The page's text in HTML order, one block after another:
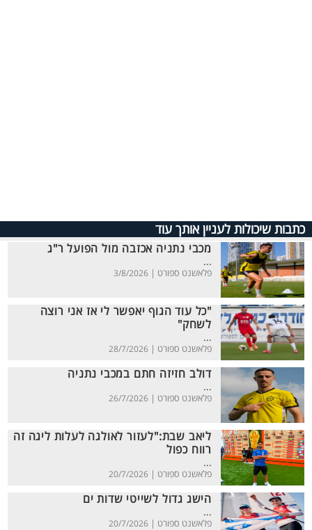
כתבות שיכולות לעניין אותך עוד
מכבי נתניה אכזבה מול הפועל ר"ג
...
פלאשנט ספורט | 3/8/2026
"כל עוד הגוף יאפשר לי אז אני רוצה
לשחק"
...
פלאשנט ספורט | 28/7/2026
דולב חזיזה חתם במכבי נתניה
...
פלאשנט ספורט | 26/7/2026
ליאב שבת:"לעזור לאולגה לעלות ליגה זה
רווח כפול
...
פלאשנט ספורט | 20/7/2026
הישג גדול לשייטי שדות ים
...
פלאשנט ספורט | 20/7/2026